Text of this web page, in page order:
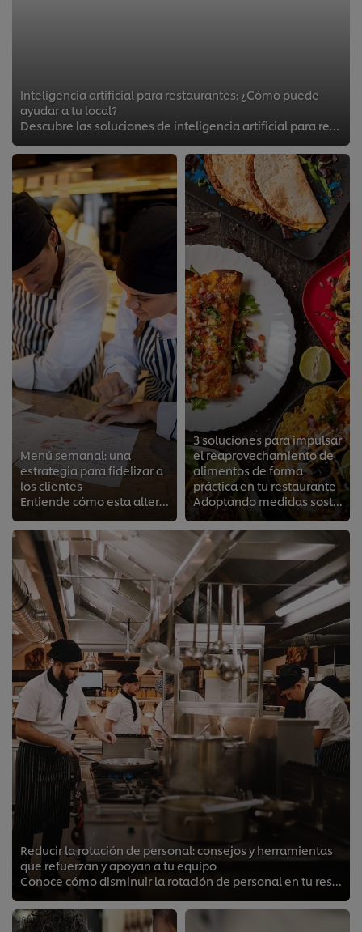
Inteligencia artificial para restaurantes: ¿Cómo puede
ayudar a tu local?
Descubre las soluciones de inteligencia artificial para restaurantes con las que puedes optimizar el funcionamiento de tu negocio
Menú semanal: una
estrategia para fidelizar a
los clientes
Entiende cómo esta alternativa puede ser el diferencial de tu negocio gastronómico
3 soluciones para impulsar
el reaprovechamiento de
alimentos de forma
práctica en tu restaurante
Adoptando medidas sostenibles, tu establecimiento gastronómico, estará contribuyendo para un mundo más justo al mismo tiempo qu...
Reducir la rotación de personal: consejos y herramientas
que refuerzan y apoyan a tu equipo
Conoce cómo disminuir la rotación de personal en tu restaurante.